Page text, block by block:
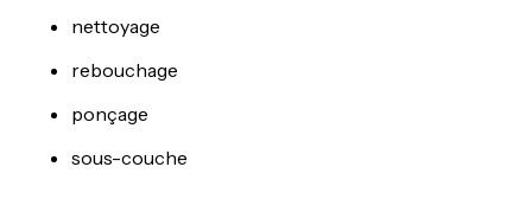
nettoyage
rebouchage
ponçage
sous-couche